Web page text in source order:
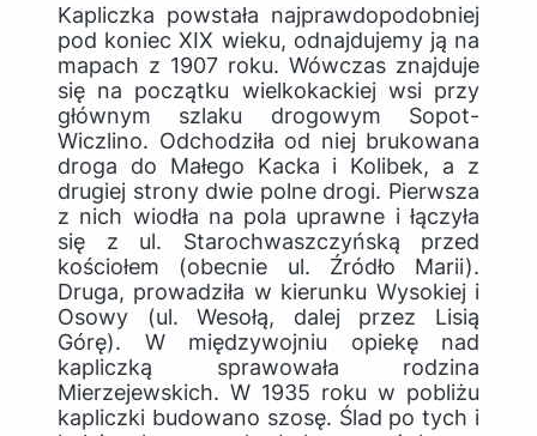
Kapliczka powstała najprawdopodobniej
pod koniec XIX wieku, odnajdujemy ją na
mapach z 1907 roku. Wówczas znajduje
się na początku wielkokackiej wsi przy
głównym szlaku drogowym Sopot-
Wiczlino. Odchodziła od niej brukowana
droga do Małego Kacka i Kolibek, a z
drugiej strony dwie polne drogi. Pierwsza
z nich wiodła na pola uprawne i łączyła
się z ul. Starochwaszczyńską przed
kościołem (obecnie ul. Źródło Marii).
Druga, prowadziła w kierunku Wysokiej i
Osowy (ul. Wesołą, dalej przez Lisią
Górę). W międzywojniu opiekę nad
kapliczką sprawowała rodzina
Mierzejewskich. W 1935 roku w pobliżu
kapliczki budowano szosę. Ślad po tych i